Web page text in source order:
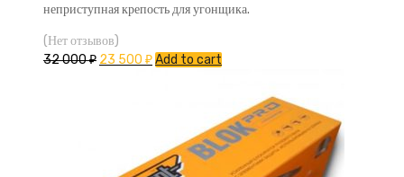
неприступная крепость для угонщика.
(Нет отзывов)
32 000₽ 23 500 ₽Add to cart